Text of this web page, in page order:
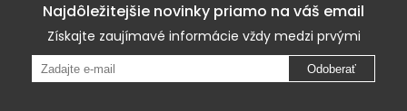
Najdôležitejšie novinky priamo na váš email
Získajte zaujímavé informácie vždy medzi prvými
Odoberať